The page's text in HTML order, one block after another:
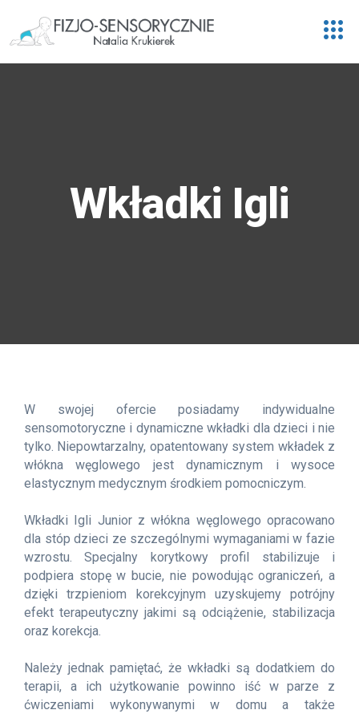
Wkładki Igli
W swojej ofercie posiadamy indywidualne
sensomotoryczne i dynamiczne wkładki dla dzieci i nie
tylko. Niepowtarzalny, opatentowany system wkładek z
włókna węglowego jest dynamicznym i wysoce
elastycznym medycznym środkiem pomocniczym.
Wkładki Igli Junior z włókna węglowego opracowano
dla stóp dzieci ze szczególnymi wymaganiami w fazie
wzrostu. Specjalny korytkowy profil stabilizuje i
podpiera stopę w bucie, nie powodując ograniczeń, a
dzięki trzpieniom korekcyjnym uzyskujemy potrójny
efekt terapeutyczny jakimi są odciążenie, stabilizacja
oraz korekcja.
Należy jednak pamiętać, że wkładki są dodatkiem do
terapii, a ich użytkowanie powinno iść w parze z
ćwiczeniami wykonywanymi w domu a także